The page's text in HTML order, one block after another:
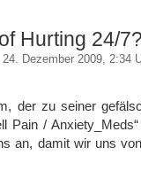
Hurting 24/7?
24. Dezember 2009, 2:34
der zu seiner
Pain /
an, damit wir uns